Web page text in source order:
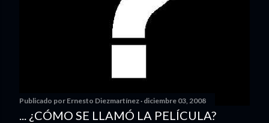
Publicado por Ernesto Diezmartínez diciembre 03, 2008
... ¿CÓMO SE LLAMÓ LA PELÍCULA?